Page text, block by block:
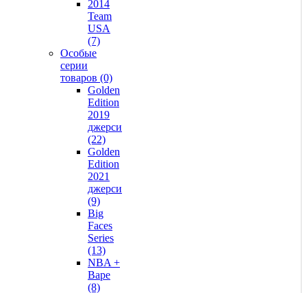
2014
Team
USA
(7)
Особые
серии
товаров (0)
Golden
Edition
2019
джерси
(22)
Golden
Edition
2021
джерси
(9)
Big
Faces
Series
(13)
NBA +
Bape
(8)